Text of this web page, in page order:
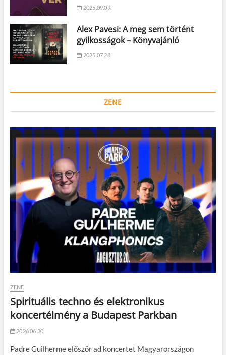
2025.09.09.
Alex Pavesi: A meg sem történt
gyilkosságok – Könyvajánló
2025.07.28.
ZENE
ZENE
Spirituális techno és elektronikus
koncertélmény a Budapest Parkban
2026.06.30.
Padre Guilherme először ad koncertet Magyarországon